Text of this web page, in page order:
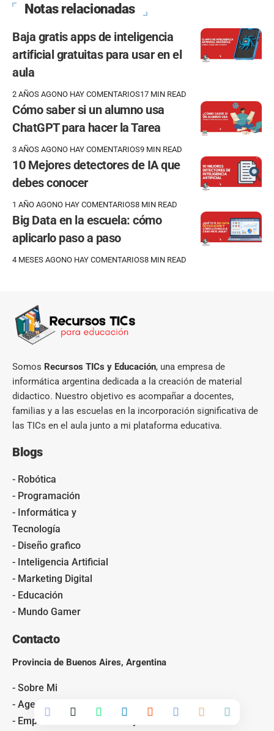
Notas relacionadas
Baja gratis apps de inteligencia
artificial gratuitas para usar en el
aula
2 AÑOS AGONO HAY COMENTARIOS17 MIN READ
Cómo saber si un alumno usa
ChatGPT para hacer la Tarea
3 AÑOS AGONO HAY COMENTARIOS9 MIN READ
10 Mejores detectores de IA que
debes conocer
1 AÑO AGONO HAY COMENTARIOS8 MIN READ
Big Data en la escuela: cómo
aplicarlo paso a paso
4 MESES AGONO HAY COMENTARIOS8 MIN READ
Somos Recursos TICs y Educación, una empresa de
informática argentina dedicada a la creación de material
didactico. Nuestro objetivo es acompañar a docentes,
familias y a las escuelas en la incorporación significativa de
las TICs en el aula junto a mi plataforma educativa.
Blogs
- Robótica
- Programación
- Informática y
Tecnología
- Diseño grafico
- Inteligencia Artificial
- Marketing Digital
- Educación
- Mundo Gamer
Contacto
Provincia de Buenos Aires, Argentina
- Sobre Mi
- Agencia de Medios de Comunicación
- Empresa de Construcción y Reformas